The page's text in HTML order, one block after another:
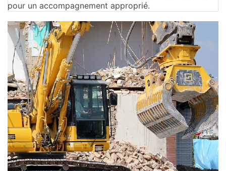
pour un accompagnement approprié.